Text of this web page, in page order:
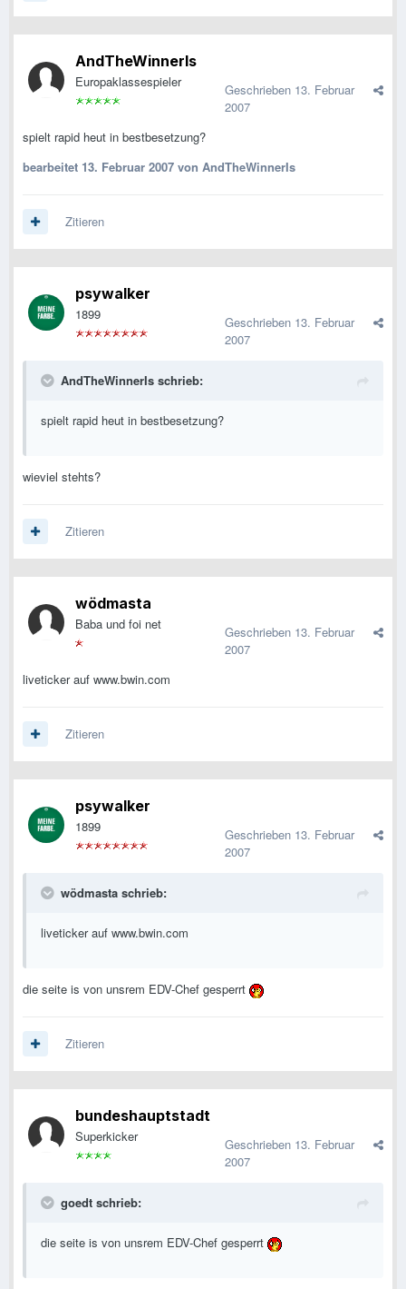
AndTheWinnerIs
Europaklassespieler Geschrieben 13. Februar
2007
spielt rapid heut in bestbesetzung?
bearbeitet 13. Februar 2007 von AndTheWinnerIs
Zitieren
psywalker
1899 Geschrieben 13. Februar
2007
AndTheWinnerIs schrieb:
spielt rapid heut in bestbesetzung?
wieviel stehts?
Zitieren
wödmasta
Baba und foi net Geschrieben 13. Februar
2007
liveticker auf www.bwin.com
Zitieren
psywalker
1899 Geschrieben 13. Februar
2007
wödmasta schrieb:
liveticker auf www.bwin.com
die seite is von unsrem EDV-Chef gesperrt
Zitieren
bundeshauptstadt
Superkicker Geschrieben 13. Februar
2007
goedt schrieb:
die seite is von unsrem EDV-Chef gesperrt